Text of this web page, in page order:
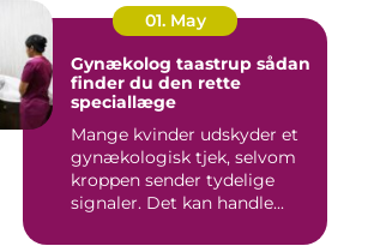
01. May
Gynækolog taastrup sådan
finder du den rette
speciallæge
Mange kvinder udskyder et
gynækologisk tjek, selvom
kroppen sender tydelige
signaler. Det kan handle...